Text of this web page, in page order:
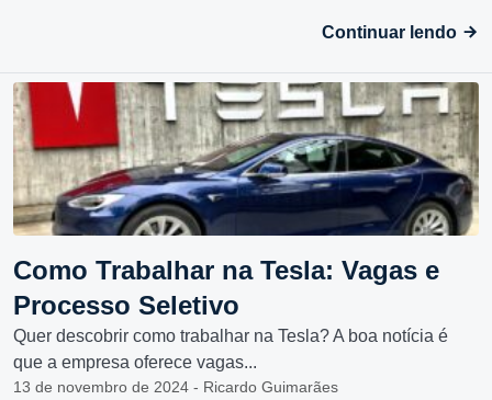
Continuar lendo
Como Trabalhar na Tesla: Vagas e
Processo Seletivo
Quer descobrir como trabalhar na Tesla? A boa notícia é
que a empresa oferece vagas...
13 de novembro de 2024 - Ricardo Guimarães